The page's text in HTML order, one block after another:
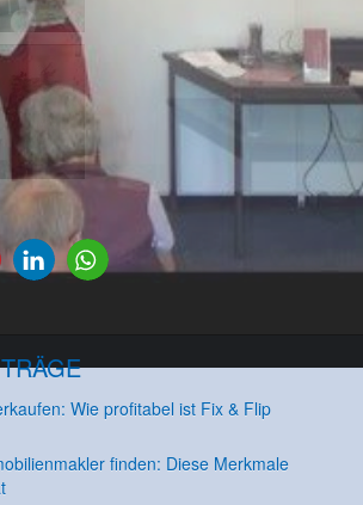
Wie profitabel ist Fix & Flip
finden: Diese Merkmale